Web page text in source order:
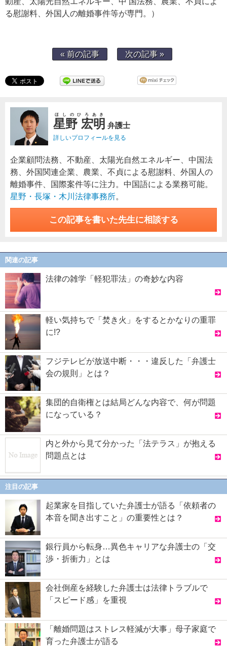
る慰謝料、外国人の離婚事件等が専門。）
« 前の記事 次の記事 »
星野 宏明
ほしのひろあき
弁護士
詳しいプロフィールを見る
企業顧問法務、不動産、太陽光自然エネルギー、中国法
務、外国関連企業、農業、不貞による慰謝料、外国人の
離婚事件、国際案件等に注力。中国語による業務可能。
星野・長塚・木川法律事務所。
この記事を書いた先生に相談する
関連の記事
法律の雑学「軽犯罪法」の奇妙な内容
軽い気持ちで「焚き火」をするとかなりの重罪
に!?
フジテレビが放送中断・・・違反した「弁護士
会の規則」とは？
集団的自衛権とは結局どんな内容で、何が問題
になっている？
内と外から見て分かった「法テラス」が抱える
問題点とは
注目の記事
起業家を目指していた弁護士が語る「依頼者の
本音を聞き出すこと」の重要性とは？
銀行員から転身…異色キャリアな弁護士の「交
渉・折衝力」とは
会社倒産を経験した弁護士は法律トラブルで
「スピード感」を重視
「離婚問題はストレス軽減が大事」母子家庭で
育った弁護士が語る